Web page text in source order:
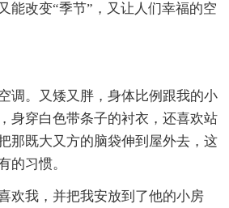
改变“季节”，又让人们幸福的空
。又矮又胖，身体比例跟我的小
身穿白色带条子的衬衣，还喜欢站
那既大又方的脑袋伸到屋外去，这
的习惯。
我，并把我安放到了他的小房